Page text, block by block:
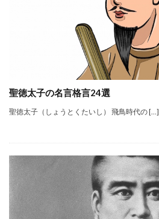
聖徳太子の名言格言24選
聖徳太子（しょうとくたいし） 飛鳥時代の […]